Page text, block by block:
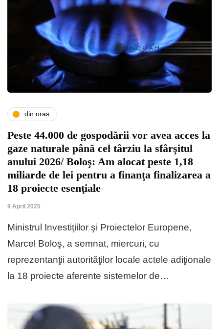
din oras
Peste 44.000 de gospodării vor avea acces la
gaze naturale până cel târziu la sfârşitul
anului 2026/ Boloş: Am alocat peste 1,18
miliarde de lei pentru a finanţa finalizarea a
18 proiecte esenţiale
9 April 2025
Ministrul Investiţiilor şi Proiectelor Europene,
Marcel Boloş, a semnat, miercuri, cu
reprezentanţii autorităţilor locale actele adiţionale
la 18 proiecte aferente sistemelor de…